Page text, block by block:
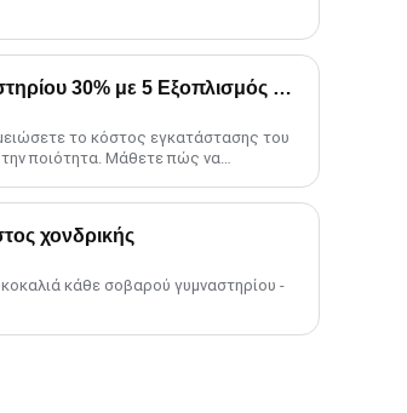
Μειώστε το κόστος εγκατάστασης γυμναστηρίου 30% με 5 Εξοπλισμός Hacks
το κόστος εγκατάστασης του
την ποιότητα. Μάθετε πώς να
χονδρικής
κάθε σοβαρού γυμναστηρίου -